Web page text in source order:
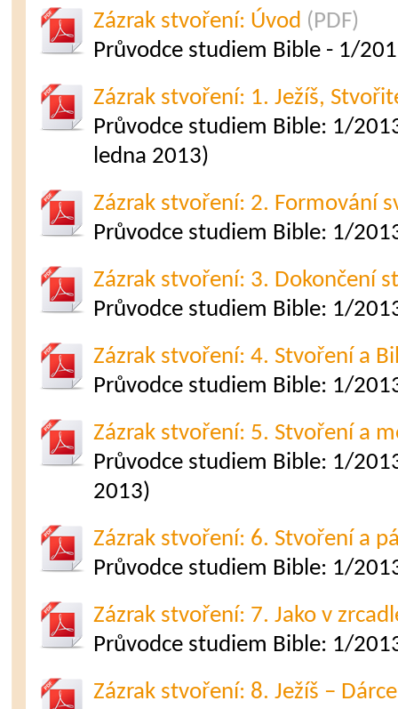
Zázrak stvoření: Úvod (PDF)
Průvodce studiem Bible - 1/
Zázrak stvoření: 1. Ježíš,
Průvodce studiem Bible: 1/
ledna 2013)
Zázrak stvoření: 2. Formování
Průvodce studiem Bible: 1/
Zázrak stvoření: 3. Dokončení
Průvodce studiem Bible: 1/
Zázrak stvoření: 4. Stvoření a
Průvodce studiem Bible: 1/
Zázrak stvoření: 5. Stvoření a
Průvodce studiem Bible: 1/
2013)
Zázrak stvoření: 6. Stvoření a
Průvodce studiem Bible: 1/
Zázrak stvoření: 7. Jako v
Průvodce studiem Bible: 1/
Zázrak stvoření: 8. Ježíš –